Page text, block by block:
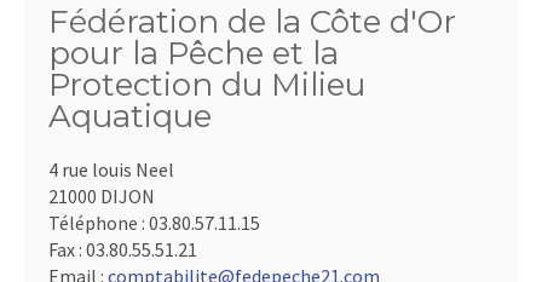
Fédération de la Côte d'Or
pour la Pêche et la
Protection du Milieu
Aquatique
4 rue louis Neel
21000 DIJON
Téléphone : 03.80.57.11.15
Fax : 03.80.55.51.21
Email : comptabilite@fedepeche21.com